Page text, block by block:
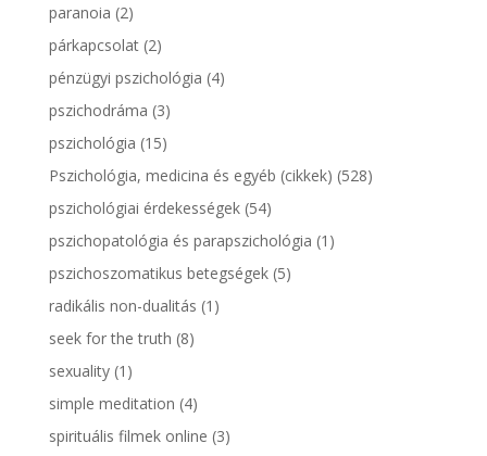
paranoia (2)
párkapcsolat(2)
pénzügyi pszichológia (4)
pszichodráma (3)
pszichológia (15)
Pszichológia, medicina és egyéb (cikkek) (528)
pszichológiai érdekességek(54)
pszichopatológia és parapszichológia (1)
pszichoszomatikus betegségek(5)
radikális non-dualitás (1)
seek for the truth (8)
sexuality(1)
simple meditation (4)
spirituális filmek online (3)